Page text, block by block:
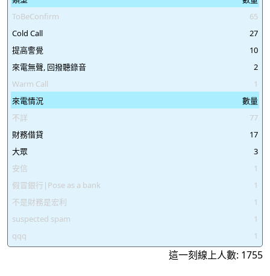
ToBeConfirm
65
Cold Call
27
提高警覺
10
來電無聲, 回撥聽錄音
2
Warm Call
1
來電情況
數量
不詳
77
財務借貸
17
大眾
3
安信
1
假冒銀行|Pose as a bank
1
不是財務是宏利
1
suspected spam
1
qqq
1
這一刻線上人數: 1755